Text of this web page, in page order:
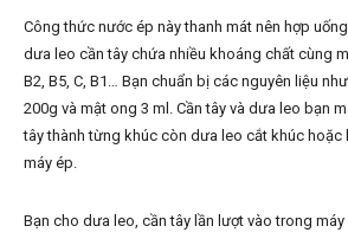
Công thức nước ép này thanh mát nên hợp
dưa leo cần tây chứa nhiều khoáng chất cùng
B2, B5, C, B1… Bạn chuẩn bị các nguyên liệu
200g và mật ong 3 ml. Cần tây và dưa leo bạn
tây thành từng khúc còn dưa leo cắt khúc hoặc
máy ép.
Bạn cho dưa leo, cần tây lần lượt vào trong